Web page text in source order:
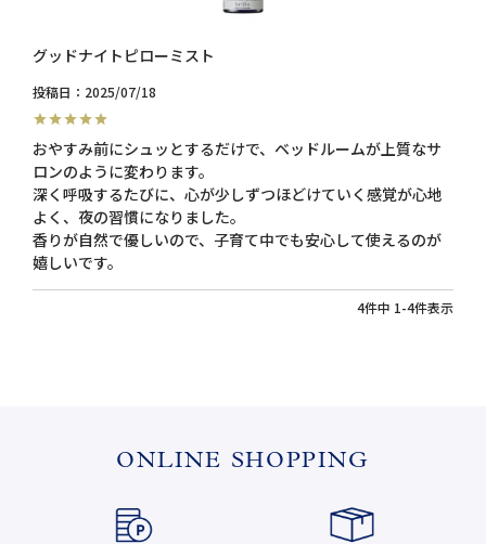
グッドナイトピローミスト
投稿日 2025/07/18
おやすみ前にシュッとするだけで、ベッドルームが上質なサ
ロンのように変わります。
深く呼吸するたびに、心が少しずつほどけていく感覚が心地
よく、夜の習慣になりました。
香りが自然で優しいので、子育て中でも安心して使えるのが
嬉しいです。
4件中 1-4件表示
ONLINE SHOPPING